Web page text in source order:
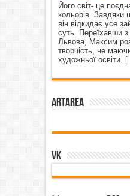
Його світ- це
кольорів. Завдяки
він відкидає усе
суть. Переїхавши
Львова, Максим
творчість, не
художньої освіти.
ArtArea
VK